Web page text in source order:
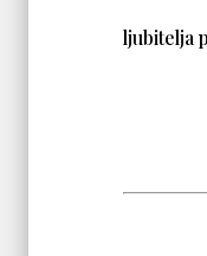
ljubitelja